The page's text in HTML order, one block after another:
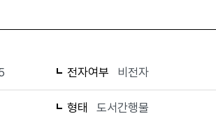
전자여부 비전자
형태 도서간행물